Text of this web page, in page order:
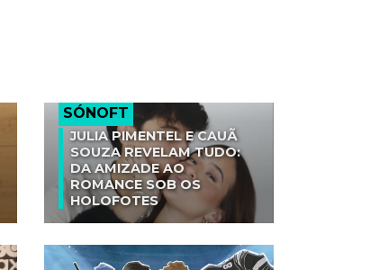
SÓNOFT
JULIA PIMENTEL E CAUÃ
SOUZA REVELAM TUDO:
DA AMIZADE AO
ROMANCE SOB OS
HOLOFOTES